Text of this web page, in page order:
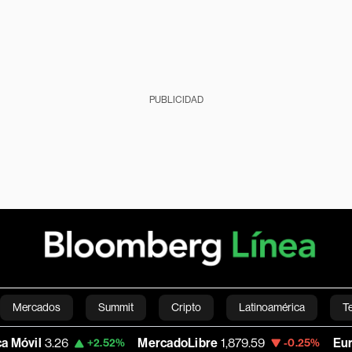
PUBLICIDAD
Mercados Summit Cripto Latinoamérica
Economía Estilo de vida Mundo Videos
+2.52% MercadoLibre 1,879.59 -0.25% Euro/Dólar